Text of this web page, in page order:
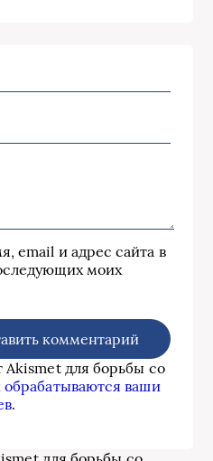
email и адрес сайта в
моих
Akismet для борьбы со
обрабатываются ваши
.